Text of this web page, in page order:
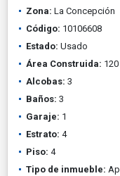
Zona: La Concepción
Código: 10106608
Estado: Usado
Área Construida: 120
Alcobas: 3
Baños: 3
Garaje: 1
Estrato: 4
Piso: 4
Tipo de inmueble: